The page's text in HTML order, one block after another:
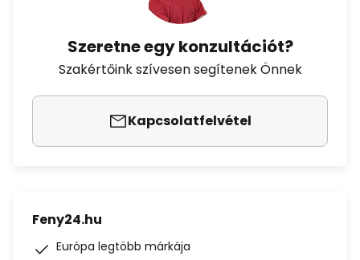
Szeretne egy konzultációt?
Szakértőink szívesen segítenek Önnek
Kapcsolatfelvétel
Feny24.hu
Európa legtöbb márkája